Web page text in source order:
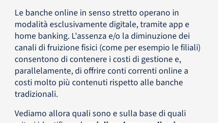
Le banche online in senso stretto operano in
modalità esclusivamente digitale, tramite app e
home banking. L'assenza e/o la diminuzione dei
canali di fruizione fisici (come per esempio le filiali)
consentono di contenere i costi di gestione e,
parallelamente, di offrire conti correnti online a
costi molto più contenuti rispetto alle banche
tradizionali.
Vediamo allora quali sono e sulla base di quali